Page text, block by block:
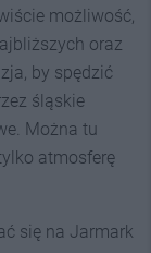
możliwość,
oraz
by spędzić
śląskie
Można tu
atmosferę
się na Jarmark